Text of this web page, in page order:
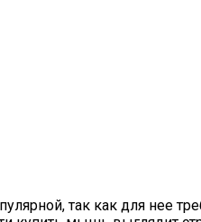
так как для нее